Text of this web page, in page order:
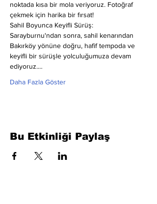
noktada kısa bir mola veriyoruz. Fotoğraf
çekmek için harika bir fırsat!
Sahil Boyunca Keyifli Sürüş:
Sarayburnu'ndan sonra, sahil kenarından
Bakırköy yönüne doğru, hafif tempoda ve
keyifli bir sürüşle yolculuğumuza devam
ediyoruz.…
Daha Fazla Göster
Bu Etkinliği Paylaş